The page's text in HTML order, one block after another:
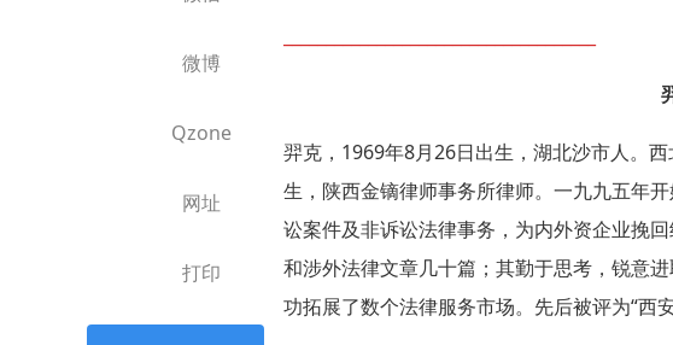
微博
Qzone
网址
打印
羿克，1969年8月26日出生，湖北沙市人。
生，陕西金镝律师事务所律师。一九九五年
讼案件及非诉讼法律事务，为内外资企业挽
和涉外法律文章几十篇；其勤于思考，锐意
功拓展了数个法律服务市场。先后被评为“西